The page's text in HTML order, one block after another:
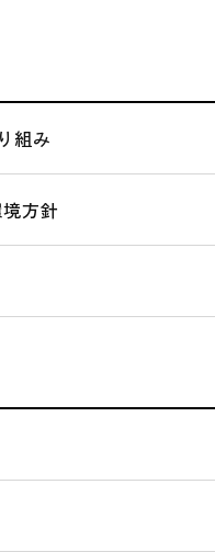
つ
グ
組み
方針
2026.02.16 プレスリ
ご安
交通広
ってきたミドリ安全
で、「最後確認ヨシ